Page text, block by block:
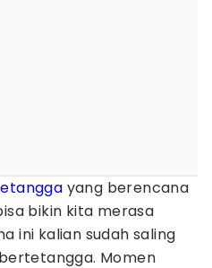
yang berencana
bikin kita merasa
ini kalian sudah saling
Momen